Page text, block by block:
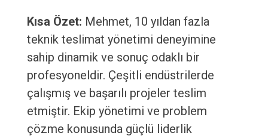
Kısa Özet: Mehmet, 10 yıldan fazla
teknik teslimat yönetimi deneyimine
sahip dinamik ve sonuç odaklı bir
profesyoneldir. Çeşitli endüstrilerde
çalışmış ve başarılı projeler teslim
etmiştir. Ekip yönetimi ve problem
çözme konusunda güçlü liderlik